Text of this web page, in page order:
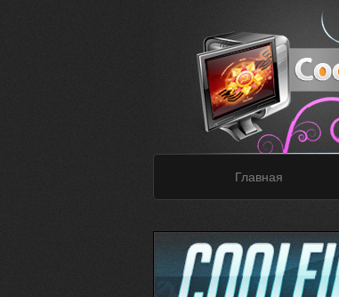
Главная